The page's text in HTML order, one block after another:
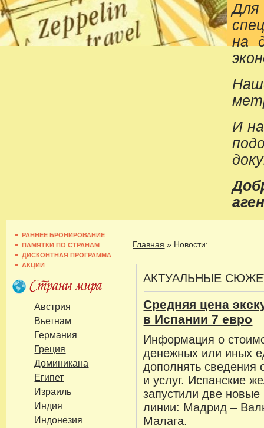
на
И
РАННЕЕ БРОНИРОВАНИЕ
ПАМЯТКИ ПО СТРАНАМ
ДИСКОНТНАЯ ПРОГРАММА
АКЦИИ
Австрия
Вьетнам
Германия
Греция
Доминикана
Египет
Израиль
Индия
Индонезия
Главная » Новости:
АКТУАЛЬНЫЕ
Средняя цена
в Испании 7 евро
Информация о
денежных или иных
дополнять сведения
и услуг. Испанские
запустили две
линии: Мадрид –
Малага.